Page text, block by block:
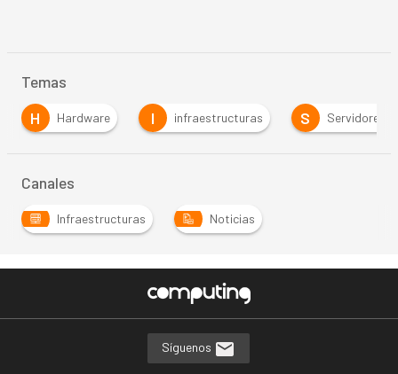
Temas
H
Hardware I infraestructuras S Servidores
Canales
Infraestructuras Noticias
Síguenos